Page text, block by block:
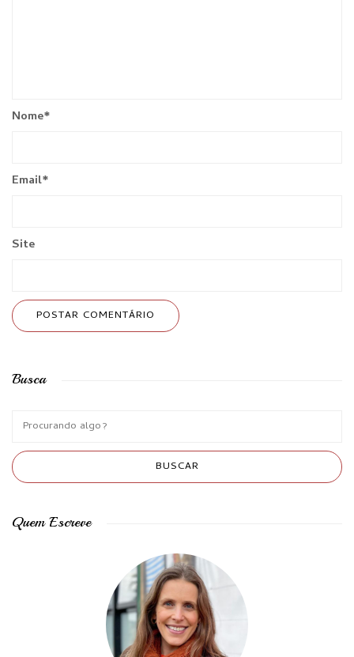
Nome*
Email*
Site
Busca
Quem Escreve